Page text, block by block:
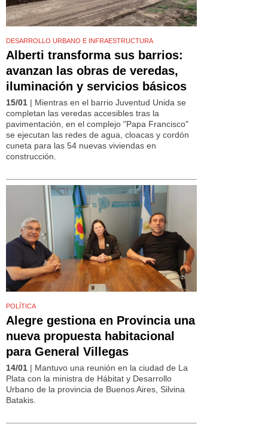
DESARROLLO URBANO E INFRAESTRUCTURA
Alberti transforma sus barrios:
avanzan las obras de veredas,
iluminación y servicios básicos
15/01 | Mientras en el barrio Juventud Unida se
completan las veredas accesibles tras la
pavimentación, en el complejo "Papa Francisco"
se ejecutan las redes de agua, cloacas y cordón
cuneta para las 54 nuevas viviendas en
construcción.
POLÍTICA
Alegre gestiona en Provincia una
nueva propuesta habitacional
para General Villegas
14/01 | Mantuvo una reunión en la ciudad de La
Plata con la ministra de Hábitat y Desarrollo
Urbano de la provincia de Buenos Aires, Silvina
Batakis.